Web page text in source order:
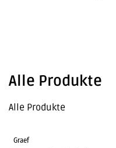
Alle Produkte
Alle Produkte
Graef